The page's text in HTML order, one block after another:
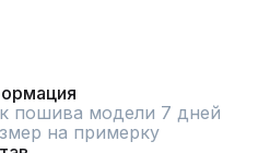
пошива модели 7 дней
на примерку